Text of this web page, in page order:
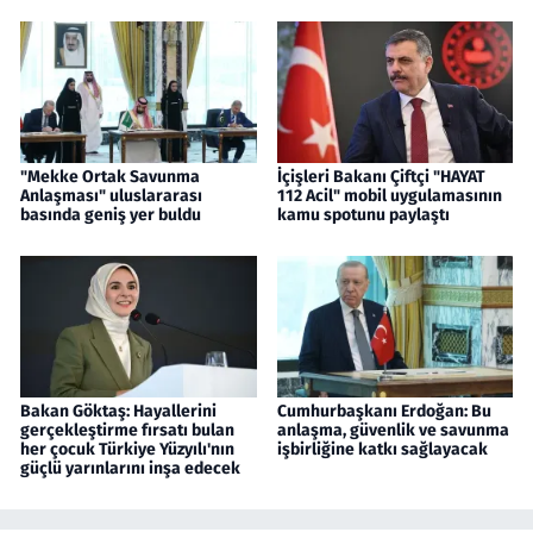
"Mekke Ortak Savunma
Anlaşması" uluslararası
basında geniş yer buldu
İçişleri Bakanı Çiftçi "HAYAT
112 Acil" mobil uygulamasının
kamu spotunu paylaştı
Bakan Göktaş: Hayallerini
gerçekleştirme fırsatı bulan
her çocuk Türkiye Yüzyılı'nın
güçlü yarınlarını inşa edecek
Cumhurbaşkanı Erdoğan: Bu
anlaşma, güvenlik ve savunma
işbirliğine katkı sağlayacak